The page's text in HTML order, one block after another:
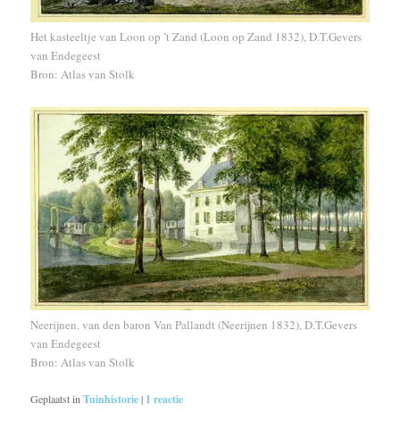
Het kasteeltje van Loon op ’t Zand (Loon op Zand 1832), D.T.Gevers
van Endegeest
Bron: Atlas van Stolk
Neerijnen. van den baron Van Pallandt (Neerijnen 1832), D.T.Gevers
van Endegeest
Bron: Atlas van Stolk
Geplaatst inTuinhistorie| 1 reactie